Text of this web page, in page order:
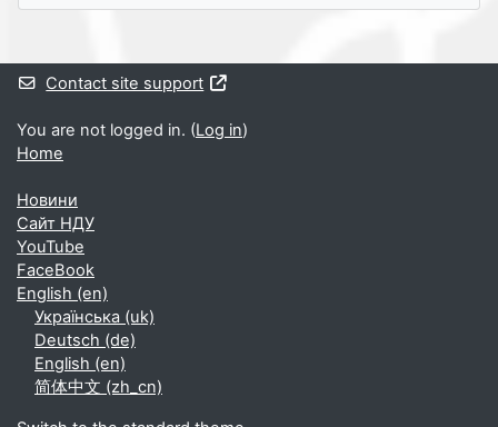
Supplementary blocks
Contact site support
You are not logged in. (Log in)
Home
Новини
Cайт НДУ
YouTube
FaceBook
English ‎(en)‎
Українська ‎(uk)‎
Deutsch ‎(de)‎
English ‎(en)‎
简体中文 ‎(zh_cn)‎